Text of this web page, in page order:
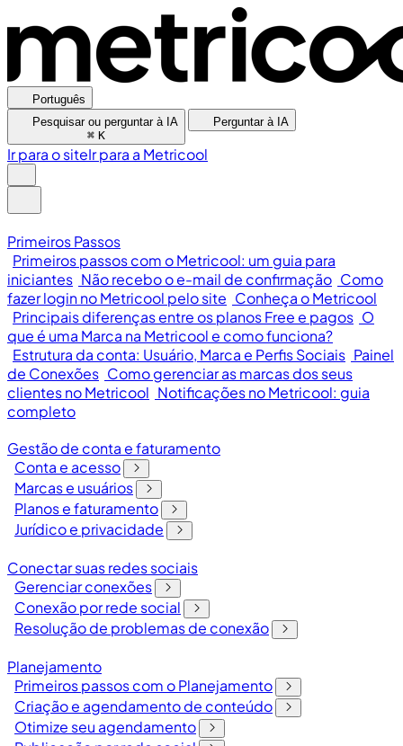
Português
Pesquisar ou perguntar à IA
⌘ K
Perguntar à IA
Ir para o siteIr para a Metricool
Primeiros Passos
Primeiros passos com o Metricool: um guia para
iniciantes Não recebo o e-mail de confirmação Como
fazer login no Metricool pelo site Conheça o Metricool
Principais diferenças entre os planos Free e pagos O
que é uma Marca na Metricool e como funciona?
Estrutura da conta: Usuário, Marca e Perfis Sociais Painel
de Conexões Como gerenciar as marcas dos seus
clientes no Metricool Notificações no Metricool: guia
completo
Gestão de conta e faturamento
Conta e acesso
Marcas e usuários
Planos e faturamento
Jurídico e privacidade
Conectar suas redes sociais
Gerenciar conexões
Conexão por rede social
Resolução de problemas de conexão
Planejamento
Primeiros passos com o Planejamento
Criação e agendamento de conteúdo
Otimize seu agendamento